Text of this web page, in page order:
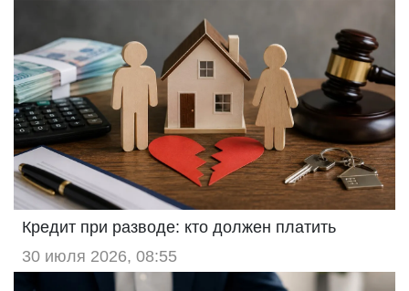
Кредит при разводе: кто должен платить
30 июля 2026, 08:55